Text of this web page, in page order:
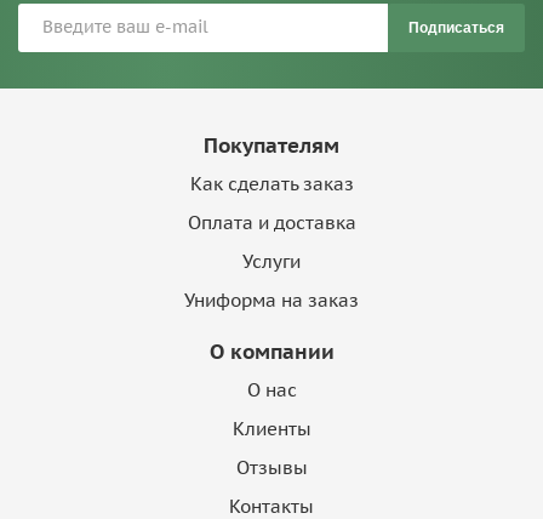
Подписаться
Покупателям
Как сделать заказ
Оплата и доставка
Услуги
Униформа на заказ
О компании
О нас
Клиенты
Отзывы
Контакты